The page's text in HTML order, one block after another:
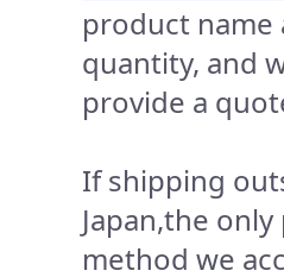
product name
quantity, and
provide a
If shipping
Japan,the
method we